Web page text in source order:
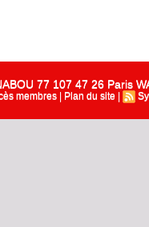
77 107 47 26 Paris
membres Plan du site